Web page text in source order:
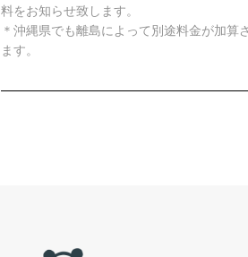
料をお知らせ致します。
＊沖縄県でも離島によって別途料金が加算
ます。